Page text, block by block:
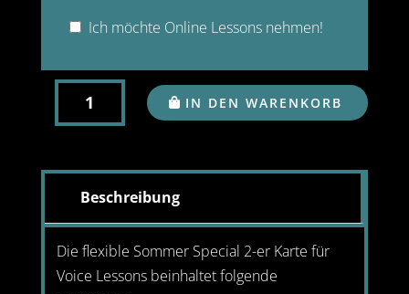
Ich möchte Online Lessons nehmen!
SOMMER
MENGE
IN DEN WARENKORB
Beschreibung
Die flexible Sommer Special 2-er Karte für
Voice Lessons beinhaltet folgende